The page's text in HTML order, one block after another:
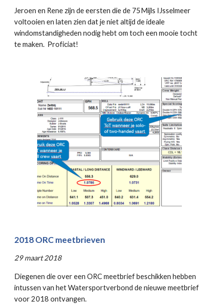
Jeroen en Rene zijn de eersten die de 75Mijls IJsselmeer
voltooien en laten zien dat je niet altijd de ideale
windomstandigheden nodig hebt om toch een mooie tocht
te maken. Proficiat!
2018 ORC meetbrieven
29 maart 2018
Diegenen die over een ORC meetbrief beschikken hebben
intussen van het Watersportverbond de nieuwe meetbrief
voor 2018 ontvangen.